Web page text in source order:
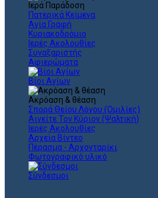
Ιερά Παράδοση
Πατερικά Κείμενα
Αγία Γραφή
Κυριακοδρόμιο
Ιερές Ακολουθίες
Συναξαριστής
Αφιερώματα
Βίοι Αγίων
Ακρόαση & θέαση
Σπορά Θείου Λόγου (Ομιλίες)
Αινείτε Τον Κύριον (Ψαλτική)
Ιερές Ακολουθίες
Αρχεία Βίντεο
Πέρασμα - Αρχονταρίκι
Φωτογραφικό υλικό
Σύνδεσμοι